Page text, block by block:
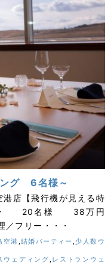
ング 6名様～
店【飛行機が見える特
ラン 20名様 38万円
フリー・・・
空港 ,結婚パーティー , 少人数ウ
ウェディング , レストランウェ